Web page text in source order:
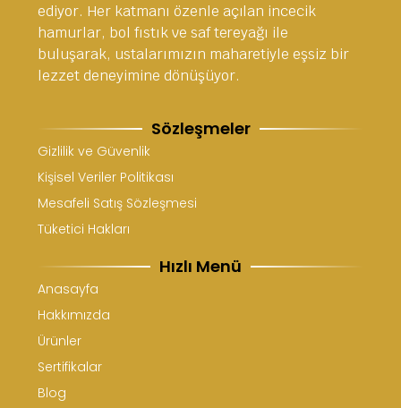
ediyor. Her katmanı özenle açılan incecik
hamurlar, bol fıstık ve saf tereyağı ile
buluşarak, ustalarımızın maharetiyle eşsiz bir
lezzet deneyimine dönüşüyor.
Sözleşmeler
Gizlilik ve Güvenlik
Kişisel Veriler Politikası
Mesafeli Satış Sözleşmesi
Tüketici Hakları
Hızlı Menü
Anasayfa
Hakkımızda
Ürünler
Sertifikalar
Blog